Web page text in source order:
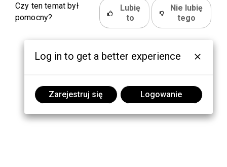
Czy ten temat był
pomocny?
Lubię
to
Nie lubię
tego
Log in to get a better experience
Zarejestruj się Logowanie